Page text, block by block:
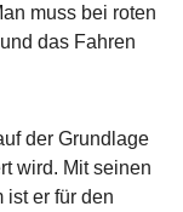
muss bei roten
das Fahren
der Grundlage
wird. Mit seinen
ist er für den